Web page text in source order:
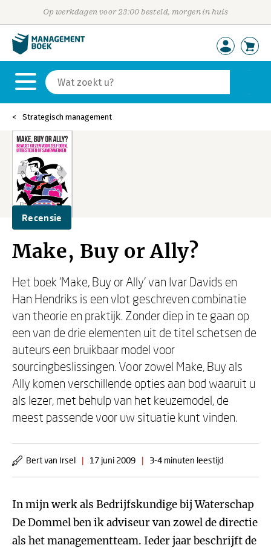
Op werkdagen voor 23:00 besteld, morgen in huis
Strategisch management
Recensie
Make, Buy or Ally?
Het boek 'Make, Buy or Ally' van Ivar Davids en
Han Hendriks is een vlot geschreven combinatie
van theorie en praktijk. Zonder diep in te gaan op
een van de drie elementen uit de titel schetsen de
auteurs een bruikbaar model voor
sourcingbeslissingen. Voor zowel Make, Buy als
Ally komen verschillende opties aan bod waaruit u
als lezer, met behulp van het keuzemodel, de
meest passende voor uw situatie kunt vinden.
Bert van Irsel | 17 juni 2009 | 3-4 minuten leestijd
In mijn werk als Bedrijfskundige bij Waterschap
De Dommel ben ik adviseur van zowel de directie
als het managementteam. Ieder jaar beschrijft de